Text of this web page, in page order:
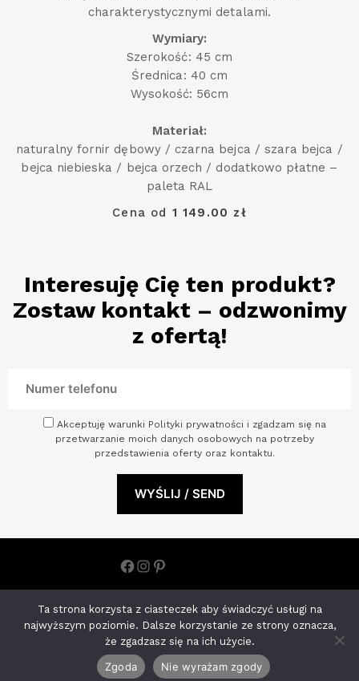
charakterystycznymi detalami.
Wymiary:
Szerokość: 45 cm
Średnica: 40 cm
Wysokość: 56cm
Materiał:
naturalny fornir dębowy / czarna bejca / szara bejca /
bejca niebieska / bejca orzech / dodatkowo płatne –
paleta RAL
Cena od 1 149.00 zł
Interesuję Cię ten produkt?
Zostaw kontakt – odzwonimy
z ofertą!
Akceptuję warunki Polityki prywatności i zgadzam się na
przetwarzanie moich danych osobowych na potrzeby
przedstawienia oferty oraz kontaktu.
Facebook Instagram Pinterest
Polityka prywatności
ARCHINOVA STUDIO S.C. ANETA KOHNKE MONIKA JOŃCZYK |
NIP: 8522650793 ul. Księdza Kardynała Stefana Wyszyńskiego
11/U2 70-200 Szczecin, woj. zachodniopomorskie
570024201 e-mail:info@archinova.studio
Ta strona korzysta z ciasteczek aby świadczyć usługi na
najwyższym poziomie. Dalsze korzystanie ze strony oznacza,
że zgadzasz się na ich użycie.
Zgoda Nie wyrażam zgody